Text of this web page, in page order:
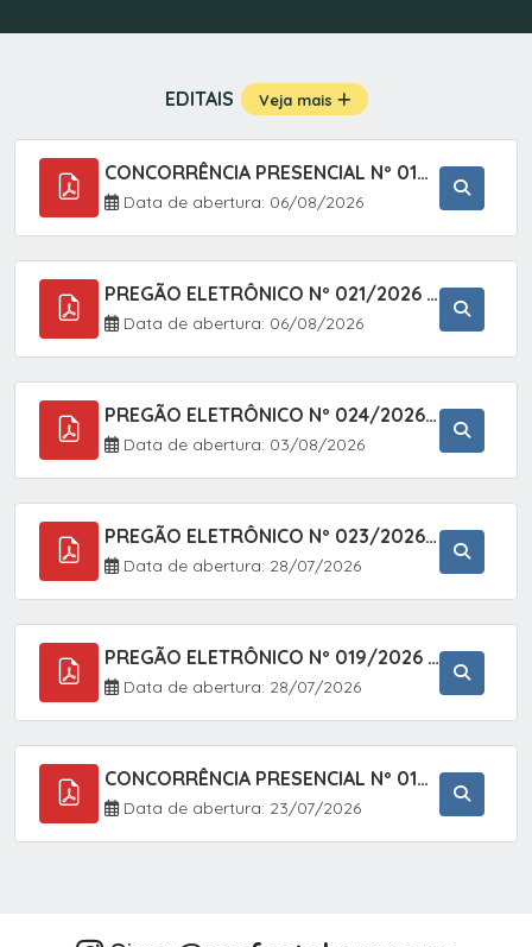
EDITAIS Veja mais
CONCORRÊNCIA PRESENCIAL Nº 019/2025 - PAVIMENTAÇÃO ASFÁLTICA EM TRECHO DA RUA 2 NO BAIRRO VILA SOARES NO MUNICÍPIO DE SETE BARRAS/SP.
Data de abertura: 06/08/2026
PREGÃO ELETRÔNICO Nº 021/2026 - AQUISIÇÃO DE CONTENTORES E CARRINHOS, DESTINADOS A COLETIVA E MANEJO DE RESÍDUOS SÓLIDOS, ATRAVÉS DO SISTEMA DE REGISTRO DE PREÇOS (SRP)
Data de abertura: 06/08/2026
PREGÃO ELETRÔNICO Nº 024/2026 - AQUISIÇÃO DE GÁS MEDICINAL TIPO OXIGÊNIO (1,00 M3, 3,00 M3 E 10,00 M3), EM ATENDIMENTO À SECRETARIA MUNICIPAL DE SAÚDE, ATRAVÉS DO SISTEMA DE REGISTRO DE PREÇOS (SRP)
Data de abertura: 03/08/2026
PREGÃO ELETRÔNICO Nº 023/2026 - AQUISIÇÃO DE ENXOVAL INFANTIL, EM ATENDIMENTO À SECRETARIA MUNICIPAL DE EDUCAÇÃO, ATRAVÉS DO SISTEMA DE REGISTRO DE PREÇOS (SRP).
Data de abertura: 28/07/2026
PREGÃO ELETRÔNICO Nº 019/2026 - CONTRATAÇÃO DE EMPRESA ESPECIALIZADA PARA A PRESTAÇÃO DE SERVIÇOS VETERINÁRIOS CLÍNICOS E CIRÚRGICOS, COM FOCO EM AÇÕES DE SAÚDE PÚBLICA, BEM-ESTAR ANIMAL E CONTROLE POPULACIONAL ÉTICO DE CÃES E GATOS, EM ATENDIMENTO À
Data de abertura: 28/07/2026
CONCORRÊNCIA PRESENCIAL Nº 018/2026 - PAVIMENTAÇÃO ASFÁLTICA NO BAIRRO VOTUPOCA ? ESTRADA DA RAPOSA, NO MUNICÍPIO DE SETE BARRAS/SP
Data de abertura: 23/07/2026